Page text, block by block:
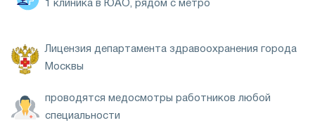
1 клиника в ЮАО, рядом с метро
Лицензия департамента здравоохранения города
Москвы
проводятся медосмотры работников любой
специальности